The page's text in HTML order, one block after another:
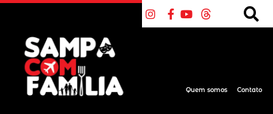
Quem somos Contato